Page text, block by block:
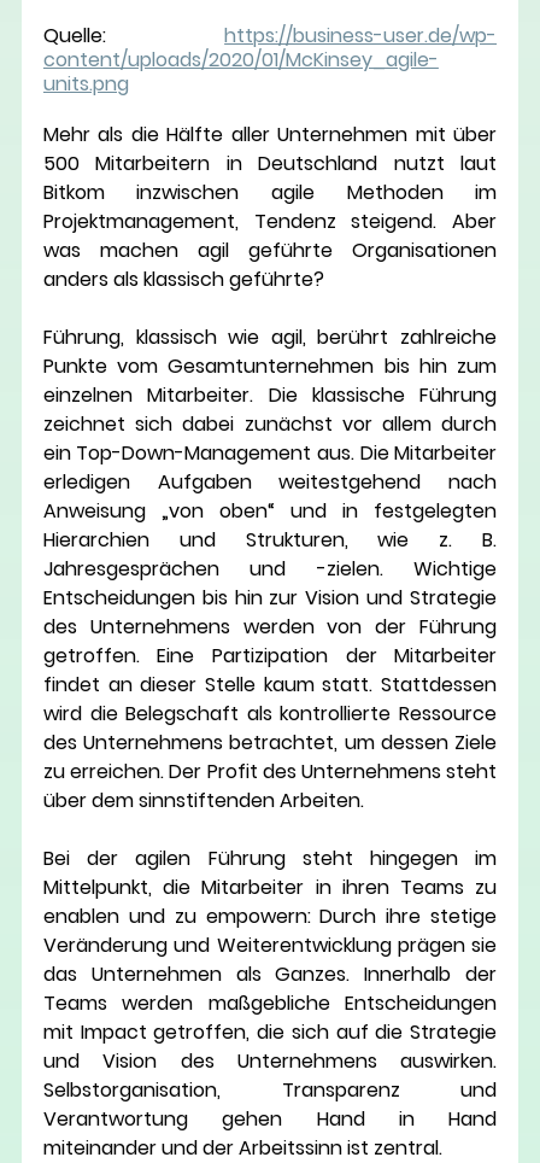
Quelle: https://business-user.de/wp-
content/uploads/2020/01/McKinsey_agile-
units.png
Mehr als die Hälfte aller Unternehmen mit über
500 Mitarbeitern in Deutschland nutzt laut
Bitkom inzwischen agile Methoden im
Projektmanagement, Tendenz steigend. Aber
was machen agil geführte Organisationen
anders als klassisch geführte?
Führung, klassisch wie agil, berührt zahlreiche
Punkte vom Gesamtunternehmen bis hin zum
einzelnen Mitarbeiter. Die klassische Führung
zeichnet sich dabei zunächst vor allem durch
ein Top-Down-Management aus. Die Mitarbeiter
erledigen Aufgaben weitestgehend nach
Anweisung „von oben“ und in festgelegten
Hierarchien und Strukturen, wie z. B.
Jahresgesprächen und -zielen. Wichtige
Entscheidungen bis hin zur Vision und Strategie
des Unternehmens werden von der Führung
getroffen. Eine Partizipation der Mitarbeiter
findet an dieser Stelle kaum statt. Stattdessen
wird die Belegschaft als kontrollierte Ressource
des Unternehmens betrachtet, um dessen Ziele
zu erreichen. Der Profit des Unternehmens steht
über dem sinnstiftenden Arbeiten.
Bei der agilen Führung steht hingegen im
Mittelpunkt, die Mitarbeiter in ihren Teams zu
enablen und zu empowern: Durch ihre stetige
Veränderung und Weiterentwicklung prägen sie
das Unternehmen als Ganzes. Innerhalb der
Teams werden maßgebliche Entscheidungen
mit Impact getroffen, die sich auf die Strategie
und Vision des Unternehmens auswirken.
Selbstorganisation, Transparenz und
Verantwortung gehen Hand in Hand
miteinander und der Arbeitssinn ist zentral.